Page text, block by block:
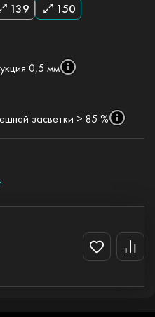
139 150
0,5 мм
засветки > 85 %